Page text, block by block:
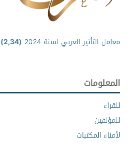
معامل التأثير العربي لسنة 2024 (2,34)
المعلومات
للقراء
للمؤلفين
لأمناء المكتبات